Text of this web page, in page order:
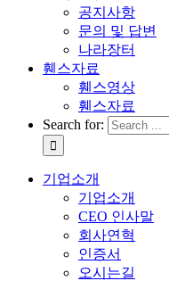
공지사항
문의 및 답변
나라장터
휀스자료
휀스영상
휀스자료
Search for:
기업소개
기업소개
CEO 인사말
회사연혁
인증서
오시는길